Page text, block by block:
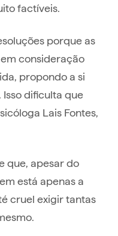
factíveis.
porque as
consideração
propondo a si
dificulta que
Lais Fontes,
que, apesar do
está apenas a
cruel exigir tantas